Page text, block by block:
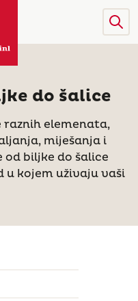
do šalice
elemenata,
miješanja i
biljke do šalice
u kojem uživaju vaši